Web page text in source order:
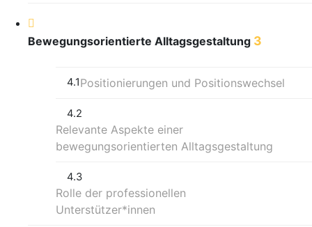
Bewegungsorientierte Alltagsgestaltung 3
4.1Positionierungen und Positionswechsel
4.2
Relevante Aspekte einer
bewegungsorientierten Alltagsgestaltung
4.3
Rolle der professionellen
Unterstützer*innen